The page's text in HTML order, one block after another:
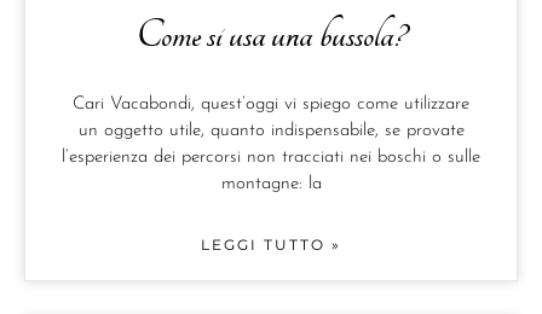
Come si usa una bussola?
Cari Vacabondi, quest’oggi vi spiego come utilizzare
un oggetto utile, quanto indispensabile, se provate
l’esperienza dei percorsi non tracciati nei boschi o sulle
montagne: la
LEGGI TUTTO »